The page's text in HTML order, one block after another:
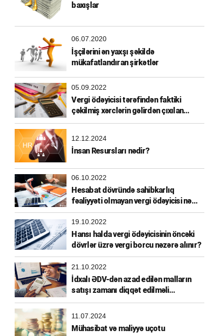
baxışlar
06.07.2020
İşçilərini ən yaxşı şəkildə
mükafatlandıran şirkətlər
05.09.2022
Vergi ödəyicisi tərəfindən faktiki
çəkilmiş xərclərin gəlirdən çıxılan
xərclərə aid edilməsi
12.12.2024
İnsan Resursları nədir?
06.10.2022
Hesabat dövründə sahibkarlıq
fəaliyyəti olmayan vergi ödəyicisi nə
etməlidir?
19.10.2022
Hansı halda vergi ödəyicisinin öncəki
dövrlər üzrə vergi borcu nəzərə alınır?
21.10.2022
İdxalı ƏDV-dən azad edilən malların
satışı zamanı diqqət edilməli
məqamlar
11.07.2024
Mühasibat və maliyyə uçotu